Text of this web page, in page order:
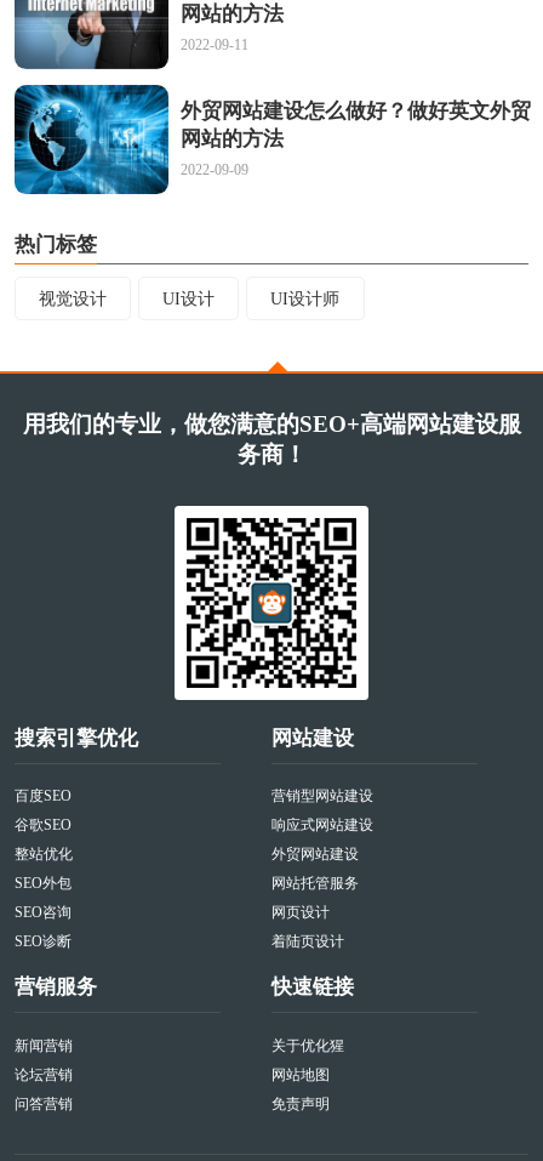
网站的方法
2022-09-11
外贸网站建设怎么做好？做好英文外贸
网站的方法
2022-09-09
热门标签
视觉设计 UI设计 UI设计师
用我们的专业，做您满意的SEO+高端网站建设服
务商！
搜索引擎优化
百度SEO
谷歌SEO
整站优化
SEO外包
SEO咨询
SEO诊断
网站建设
营销型网站建设
响应式网站建设
外贸网站建设
网站托管服务
网页设计
着陆页设计
营销服务
新闻营销
论坛营销
问答营销
快速链接
关于优化猩
网站地图
免责声明